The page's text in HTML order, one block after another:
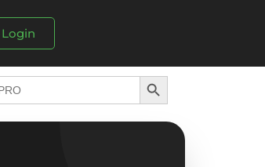
Login
Search Button